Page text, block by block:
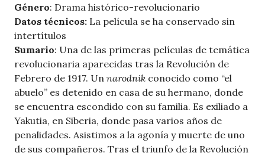
Género: Drama histórico-revolucionario
Datos técnicos: La película se ha conservado sin
intertítulos
Sumario: Una de las primeras películas de temática
revolucionaria aparecidas tras la Revolución de
Febrero de 1917. Un narodnik conocido como “el
abuelo” es detenido en casa de su hermano, donde
se encuentra escondido con su familia. Es exiliado a
Yakutia, en Siberia, donde pasa varios años de
penalidades. Asistimos a la agonía y muerte de uno
de sus compañeros. Tras el triunfo de la Revolución